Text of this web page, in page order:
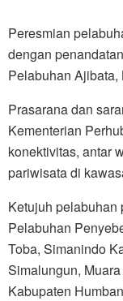
Peresmian
dengan
Pelabuhan Ajibata,
Prasarana dan
Kementerian
konektivitas, antar
pariwisata di
Ketujuh pelabuhan
Pelabuhan
Toba, Simanindo
Simalungun,
Kabupaten